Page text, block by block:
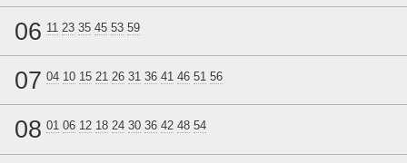
06 11 23 35 45 53 59
07 04 10 15 21 26 31 36 41 46 51 56
08 01 06 12 18 24 30 36 42 48 54